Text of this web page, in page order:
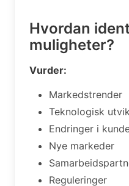
Hvordan
muligheter?
Vurder:
Markedstrender
Teknologisk
Endringer i
Nye markeder
Reguleringer